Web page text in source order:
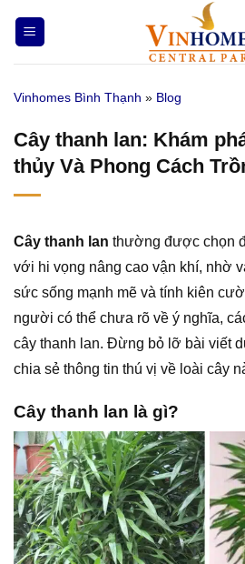
qua
nội
Vinhomes Bình Thạnh » Blog
Cây thanh lan: Khám
thủy Và Phong Cách
Cây thanh lan thường được chọn
với hi vọng nâng cao vận khí, nhờ
sức sống mạnh mẽ và tính kiên
người có thể chưa rõ về ý nghĩa,
cây thanh lan. Đừng bỏ lỡ bài viết
chia sẻ thông tin thú vị về loài cây
Cây thanh lan là gì?